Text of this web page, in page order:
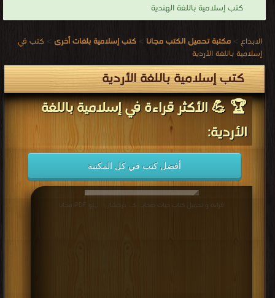
كتب إسلامية باللغة الهندية
الابداع > مكتبة تحميل الكتب مجانا > كتب إسلامية بلغات أخرى > كتب في
إسلامية باللغة الأردية
كتب إسلامية باللغة الأردية
🏆 💪 الأكثر قراءة في إسلامية باللغة
الأردية:
أفضل كتب في كل المكتبة
قراءة و تحميل كتاب حیات صحابہ کے درخشاں پہلو PDF مجانا